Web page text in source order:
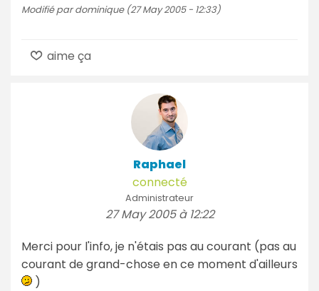
Modifié par dominique (27 May 2005 - 12:33)
aime ça
Raphael
connecté
Administrateur
27 May 2005 à 12:22
Merci pour l'info, je n'étais pas au courant (pas au
courant de grand-chose en ce moment d'ailleurs
)